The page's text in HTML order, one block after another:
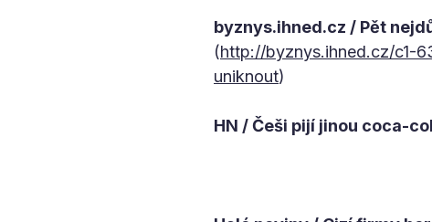
byznys.ihned.cz / Pět
(http://byznys.ihned.cz/c1-
uniknout)
HN / Češi pijí jinou coca-